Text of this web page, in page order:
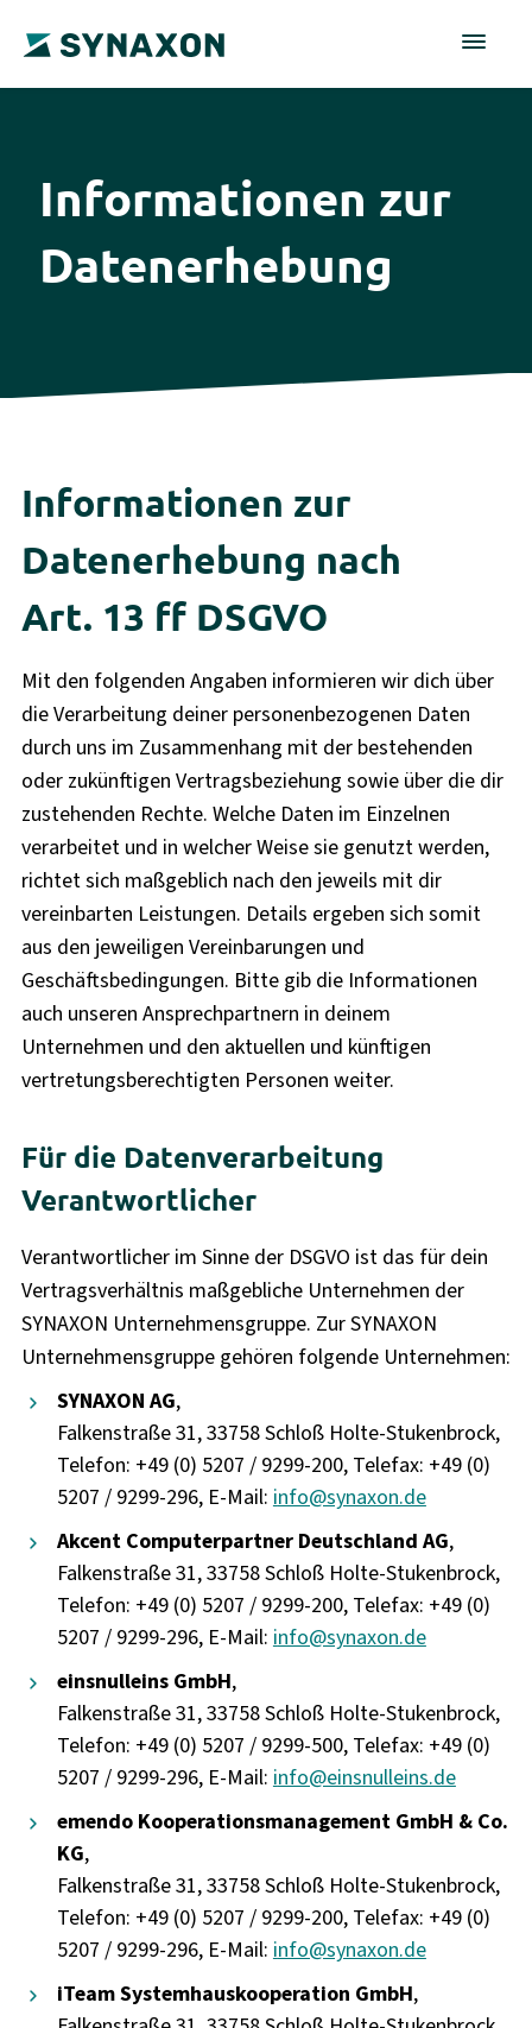
Informationen zur
Datenerhebung
Informationen zur
Datenerhebung nach
Art. 13 ff DSGVO
Mit den folgenden Angaben informieren wir dich über
die Verarbeitung deiner personenbezogenen Daten
durch uns im Zusammenhang mit der bestehenden
oder zukünftigen Vertragsbeziehung sowie über die dir
zustehenden Rechte. Welche Daten im Einzelnen
verarbeitet und in welcher Weise sie genutzt werden,
richtet sich maßgeblich nach den jeweils mit dir
vereinbarten Leistungen. Details ergeben sich somit
aus den jeweiligen Vereinbarungen und
Geschäftsbedingungen. Bitte gib die Informationen
auch unseren Ansprechpartnern in deinem
Unternehmen und den aktuellen und künftigen
vertretungsberechtigten Personen weiter.
Für die Datenverarbeitung
Verantwortlicher
Verantwortlicher im Sinne der DSGVO ist das für dein
Vertragsverhältnis maßgebliche Unternehmen der
SYNAXON Unternehmensgruppe. Zur SYNAXON
Unternehmensgruppe gehören folgende Unternehmen:
SYNAXON AG,
Falkenstraße 31, 33758 Schloß Holte-Stukenbrock,
Telefon: +49 (0) 5207 / 9299-200, Telefax: +49 (0)
5207 / 9299-296, E-Mail: info@synaxon.de
Akcent Computerpartner Deutschland AG,
Falkenstraße 31, 33758 Schloß Holte-Stukenbrock,
Telefon: +49 (0) 5207 / 9299-200, Telefax: +49 (0)
5207 / 9299-296, E-Mail: info@synaxon.de
einsnulleins GmbH,
Falkenstraße 31, 33758 Schloß Holte-Stukenbrock,
Telefon: +49 (0) 5207 / 9299-500, Telefax: +49 (0)
5207 / 9299-296, E-Mail: info@einsnulleins.de
emendo Kooperationsmanagement GmbH & Co.
KG,
Falkenstraße 31, 33758 Schloß Holte-Stukenbrock,
Telefon: +49 (0) 5207 / 9299-200, Telefax: +49 (0)
5207 / 9299-296, E-Mail: info@synaxon.de
iTeam Systemhauskooperation GmbH,